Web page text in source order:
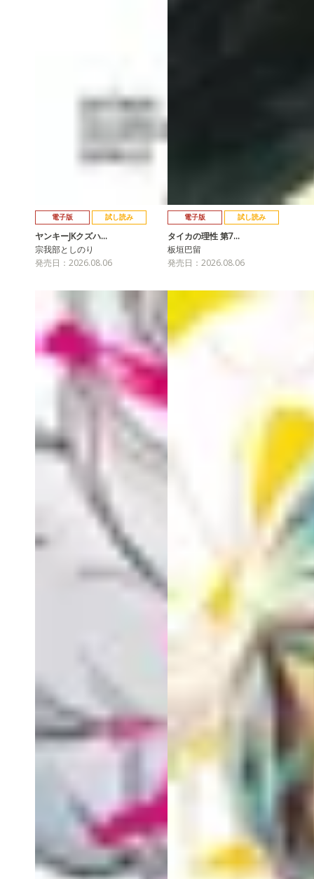
電子版 試し読み
ヤンキーJKクズハ…
宗我部としのり
発売日：2026.08.06
電子版 試し読み
タイカの理性 第7…
板垣巴留
発売日：2026.08.06